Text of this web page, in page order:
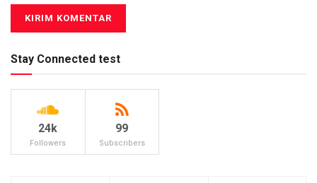
Stay Connected test
24k
Followers
99
Subscribers